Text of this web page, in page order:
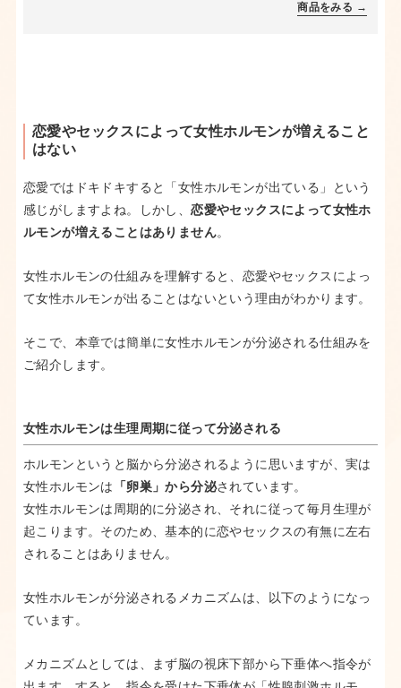
商品をみる →
恋愛やセックスによって女性ホルモンが増えること
はない
恋愛ではドキドキすると「女性ホルモンが出ている」という
感じがしますよね。しかし、恋愛やセックスによって女性ホ
ルモンが増えることはありません。
女性ホルモンの仕組みを理解すると、恋愛やセックスによっ
て女性ホルモンが出ることはないという理由がわかります。
そこで、本章では簡単に女性ホルモンが分泌される仕組みを
ご紹介します。
女性ホルモンは生理周期に従って分泌される
ホルモンというと脳から分泌されるように思いますが、実は
女性ホルモンは 「卵巣」から分泌されています。
女性ホルモンは周期的に分泌され、それに従って毎月生理が
起こります。そのため、基本的に恋やセックスの有無に左右
されることはありません。
女性ホルモンが分泌されるメカニズムは、以下のようになっ
ています。
メカニズムとしては、まず脳の視床下部から下垂体へ指令が